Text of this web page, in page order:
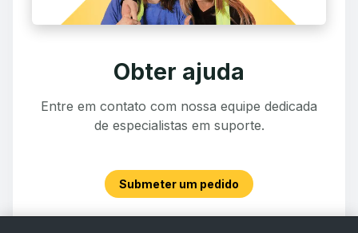
Obter ajuda
Entre em contato com nossa equipe dedicada
de especialistas em suporte.
Submeter um pedido